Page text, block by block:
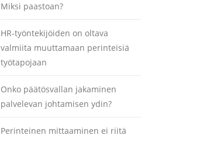
Miksi paastoan?
HR-työntekijöiden on oltava
valmiita muuttamaan perinteisiä
työtapojaan
Onko päätösvallan jakaminen
palvelevan johtamisen ydin?
Perinteinen mittaaminen ei riitä